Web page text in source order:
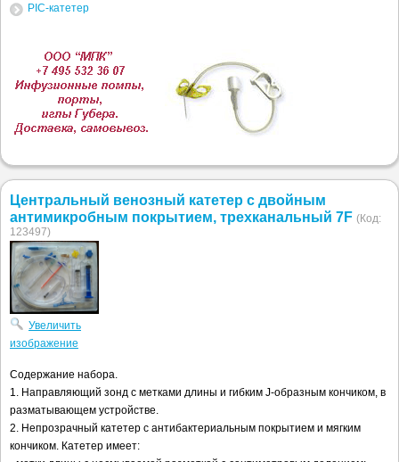
PIC-катетер
Центральный венозный катетер с двойным
антимикробным покрытием, трехканальный 7F (Код:
123497)
Увеличить
изображение
Содержание набора.
1. Направляющий зонд с метками длины и гибким J-образным кончиком, в
разматывающем устройстве.
2. Непрозрачный катетер с антибактериальным покрытием и мягким
кончиком. Катетер имеет: